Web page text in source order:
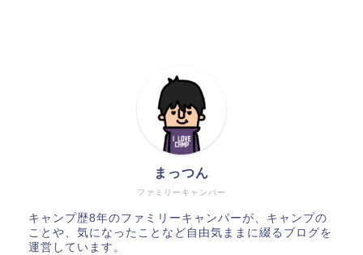
ファミリーキャンパー
まっつん
キャンプ歴8年のファミリーキャンパーが、キャンプの
ことや、気になったことなど自由気ままに綴るブログを
運営しています。